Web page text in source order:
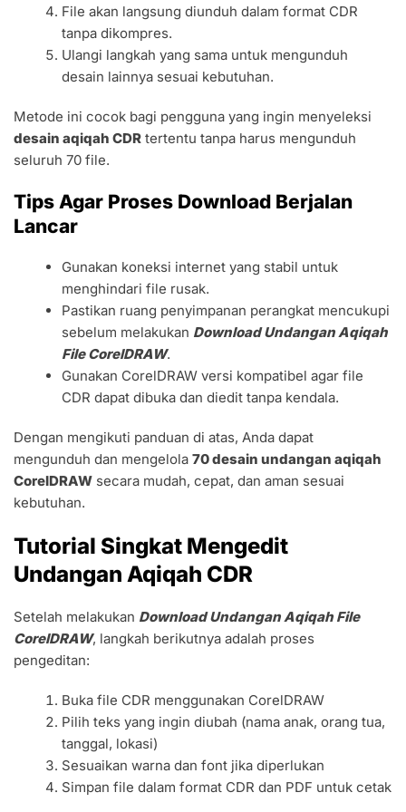
File akan langsung diunduh dalam format CDR
tanpa dikompres.
Ulangi langkah yang sama untuk mengunduh
desain lainnya sesuai kebutuhan.
Metode ini cocok bagi pengguna yang ingin menyeleksi
desain aqiqah CDR tertentu tanpa harus mengunduh
seluruh 70 file.
Tips Agar Proses Download Berjalan
Lancar
Gunakan koneksi internet yang stabil untuk
menghindari file rusak.
Pastikan ruang penyimpanan perangkat mencukupi
sebelum melakukan Download Undangan Aqiqah
File CorelDRAW.
Gunakan CorelDRAW versi kompatibel agar file
CDR dapat dibuka dan diedit tanpa kendala.
Dengan mengikuti panduan di atas, Anda dapat
mengunduh dan mengelola 70 desain undangan aqiqah
CorelDRAW secara mudah, cepat, dan aman sesuai
kebutuhan.
Tutorial Singkat Mengedit
Undangan Aqiqah CDR
Setelah melakukan Download Undangan Aqiqah File
CorelDRAW, langkah berikutnya adalah proses
pengeditan:
Buka file CDR menggunakan CorelDRAW
Pilih teks yang ingin diubah (nama anak, orang tua,
tanggal, lokasi)
Sesuaikan warna dan font jika diperlukan
Simpan file dalam format CDR dan PDF untuk cetak